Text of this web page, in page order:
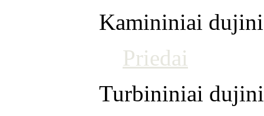
Kamininiai
Priedai
Turbininiai